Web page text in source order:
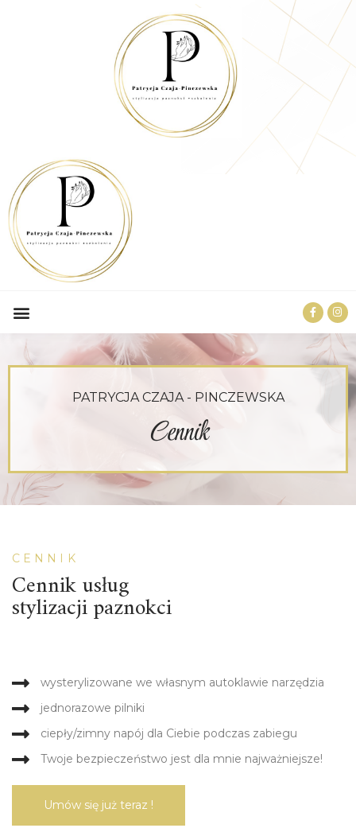
PATRYCJA CZAJA - PINCZEWSKA
Cennik
CENNIK
Cennik usług
stylizacji paznokci
wysterylizowane we własnym autoklawie narzędzia
jednorazowe pilniki
ciepły/zimny napój dla Ciebie podczas zabiegu
Twoje bezpieczeństwo jest dla mnie najważniejsze!
Umów się już teraz !